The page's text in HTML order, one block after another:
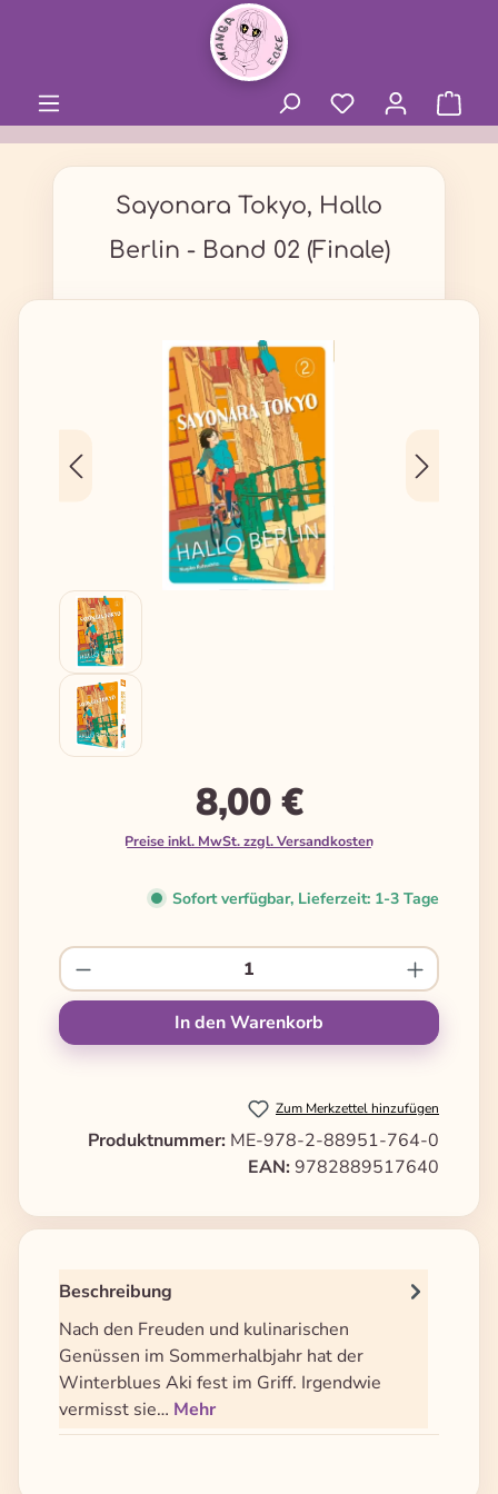
Sayonara Tokyo, Hallo
Berlin - Band 02 (Finale)
Bildergalerie überspringen
8,00 €
Preise inkl. MwSt. zzgl. Versandkosten
Sofort verfügbar, Lieferzeit: 1-3 Tage
Produkt Anzahl: Gib den gewünschten
In den Warenkorb
Zum Merkzettel hinzufügen
Produktnummer: ME-978-2-88951-764-0
EAN: 9782889517640
Beschreibung
Nach den Freuden und kulinarischen
Genüssen im Sommerhalbjahr hat der
Winterblues Aki fest im Griff. Irgendwie
vermisst sie… Mehr